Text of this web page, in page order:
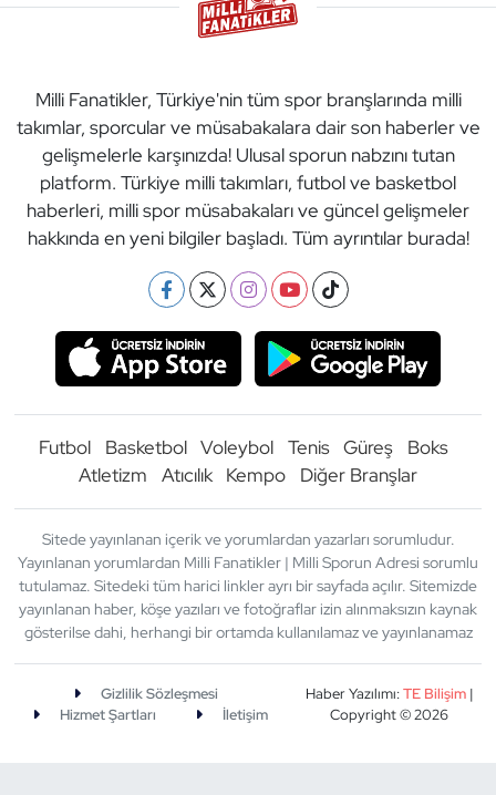
Milli Fanatikler, Türkiye'nin tüm spor branşlarında milli
takımlar, sporcular ve müsabakalara dair son haberler ve
gelişmelerle karşınızda! Ulusal sporun nabzını tutan
platform. Türkiye milli takımları, futbol ve basketbol
haberleri, milli spor müsabakaları ve güncel gelişmeler
hakkında en yeni bilgiler başladı. Tüm ayrıntılar burada!
Futbol Basketbol Voleybol Tenis Güreş
Boks
Atletizm
Atıcılık Kempo Diğer Branşlar
Sitede yayınlanan içerik ve yorumlardan yazarları sorumludur.
Yayınlanan yorumlardan Milli Fanatikler | Milli Sporun Adresi sorumlu
tutulamaz. Sitedeki tüm harici linkler ayrı bir sayfada açılır. Sitemizde
yayınlanan haber, köşe yazıları ve fotoğraflar izin alınmaksızın kaynak
gösterilse dahi, herhangi bir ortamda kullanılamaz ve yayınlanamaz
Gizlilik Sözleşmesi
Hizmet Şartları
İletişim
Haber Yazılımı:TE Bilişim|
Copyright © 2026